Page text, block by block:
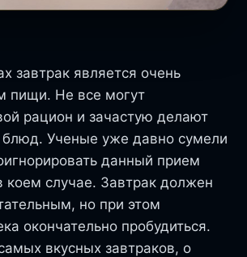
завтрак является очень
пищи. Не все могут
рацион и зачастую делают
Ученые уже давно сумели
данный прием
коем случае. Завтрак должен
но при этом
окончательно пробудиться.
вкусных завтраков, о